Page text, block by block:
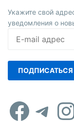
Укажите свой
уведомления о
mail
ПОДПИСАТЬСЯ